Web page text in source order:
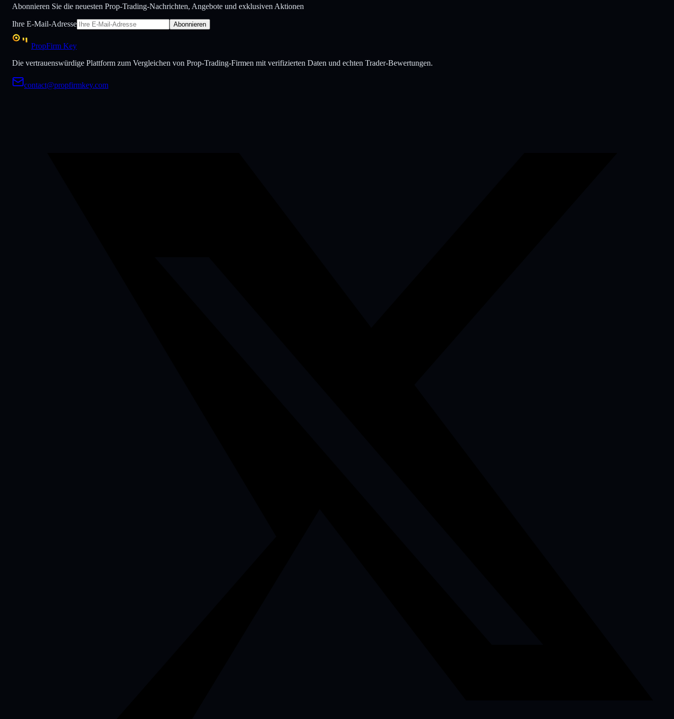
Abonnieren Sie die neuesten Prop-Trading-Nachrichten, Angebote und exklusiven Aktionen
Ihre E-Mail-Adresse Abonnieren
PropFirm Key
Die vertrauenswürdige Plattform zum Vergleichen von Prop-Trading-Firmen mit verifizierten Daten und echten Trader-Bewertungen.
contact@propfirmkey.com